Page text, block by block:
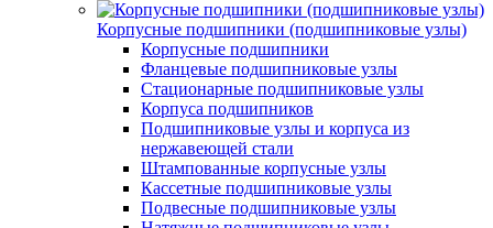
Корпусные подшипники (подшипниковые узлы)
Корпусные подшипники
Фланцевые подшипниковые узлы
Стационарные подшипниковые узлы
Корпуса подшипников
Подшипниковые узлы и корпуса из
нержавеющей стали
Штампованные корпусные узлы
Кассетные подшипниковые узлы
Подвесные подшипниковые узлы